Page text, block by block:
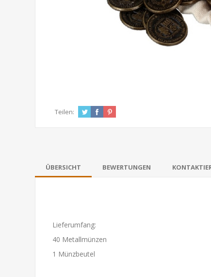
Teilen:
ÜBERSICHT BEWERTUNGEN
Lieferumfang:
40 Metallmünzen
1 Münzbeutel